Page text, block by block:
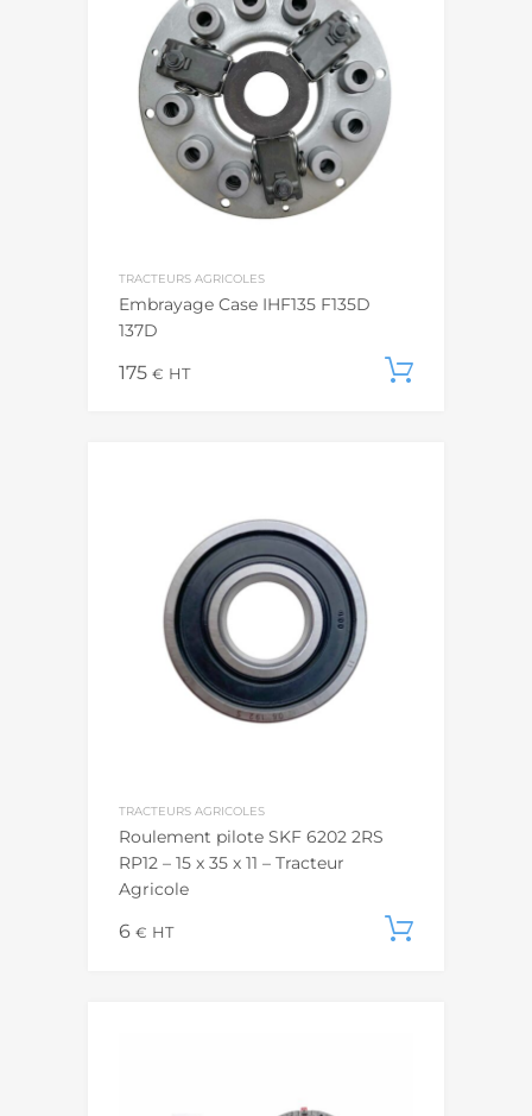
TRACTEURS AGRICOLES
Embrayage Case IHF135 F135D
137D
175 € HT
TRACTEURS AGRICOLES
Roulement pilote SKF 6202 2RS
RP12 – 15 x 35 x 11 – Tracteur
Agricole
6 € HT